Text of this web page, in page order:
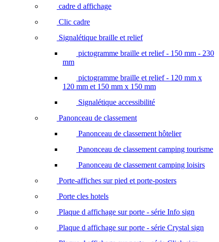
cadre d affichage
Clic cadre
Signalétique braille et relief
pictogramme braille et relief - 150 mm - 230
mm
pictogramme braille et relief - 120 mm x
120 mm et 150 mm x 150 mm
Signalétique accessibilité
Panonceau de classement
Panonceau de classement hôtelier
Panonceau de classement camping tourisme
Panonceau de classement camping loisirs
Porte-affiches sur pied et porte-posters
Porte cles hotels
Plaque d affichage sur porte - série Info sign
Plaque d affichage sur porte - série Crystal sign